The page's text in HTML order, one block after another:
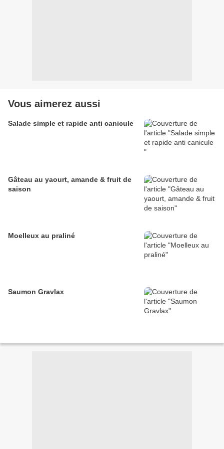
Vous aimerez aussi
Salade simple et rapide anti canicule
Gâteau au yaourt, amande & fruit de
saison
Moelleux au praliné
Saumon Gravlax